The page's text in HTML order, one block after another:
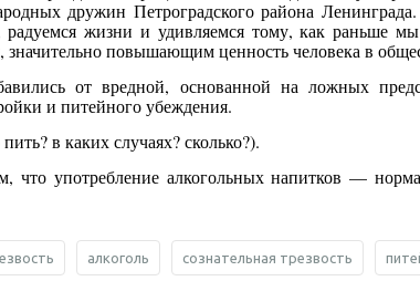
дружин Петроградского района
жизни и удивляемся тому, как раньше мы
значительно повышающим ценность человека в
от вредной, основанной на ложных
и питейного убеждения.
в каких случаях? сколько?).
что употребление алкогольных напитков —
алкоголь сознательная трезвость